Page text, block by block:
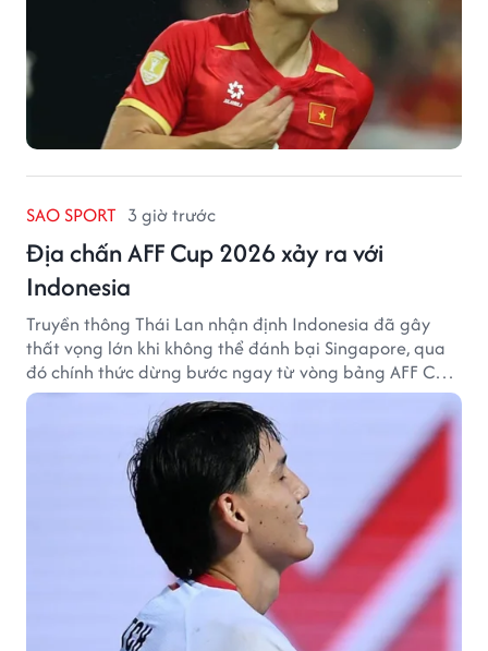
SAO SPORT 3 giờ trước
Địa chấn AFF Cup 2026 xảy ra với
Indonesia
Truyền thông Thái Lan nhận định Indonesia đã gây
thất vọng lớn khi không thể đánh bại Singapore, qua
đó chính thức dừng bước ngay từ vòng bảng AFF Cup
2026.